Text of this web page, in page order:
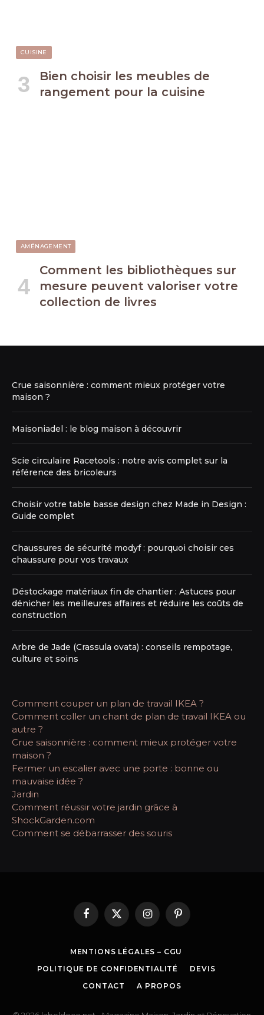
CUISINE
Bien choisir les meubles de
rangement pour la cuisine
AMÉNAGEMENT
Comment les bibliothèques sur
mesure peuvent valoriser votre
collection de livres
Crue saisonnière : comment mieux protéger votre
maison ?
Maisoniadel : le blog maison à découvrir
Scie circulaire Racetools : notre avis complet sur la
référence des bricoleurs
Choisir votre table basse design chez Made in Design :
Guide complet
Chaussures de sécurité modyf : pourquoi choisir ces
chaussure pour vos travaux
Déstockage matériaux fin de chantier : Astuces pour
dénicher les meilleures affaires et réduire les coûts de
construction
Arbre de Jade (Crassula ovata) : conseils rempotage,
culture et soins
Comment couper un plan de travail IKEA ?
Comment coller un chant de plan de travail IKEA ou
autre ?
Crue saisonnière : comment mieux protéger votre
maison ?
Fermer un escalier avec une porte : bonne ou
mauvaise idée ?
Jardin
Comment réussir votre jardin grâce à
ShockGarden.com
Comment se débarrasser des souris
Facebook
X
InstagramPinterest
MENTIONS LÉGALES – CGU
POLITIQUE DE CONFIDENTIALITÉ
DEVIS
CONTACT
A PROPOS